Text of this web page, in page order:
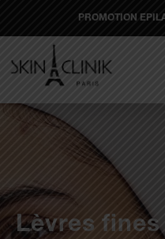
PROMOTION
Lèvres